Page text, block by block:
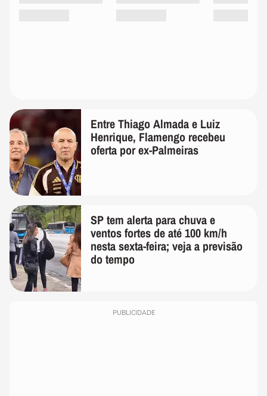
Entre Thiago Almada e Luiz
Henrique, Flamengo recebeu
oferta por ex-Palmeiras
SP tem alerta para chuva e
ventos fortes de até 100 km/h
nesta sexta-feira; veja a previsão
do tempo
PUBLICIDADE